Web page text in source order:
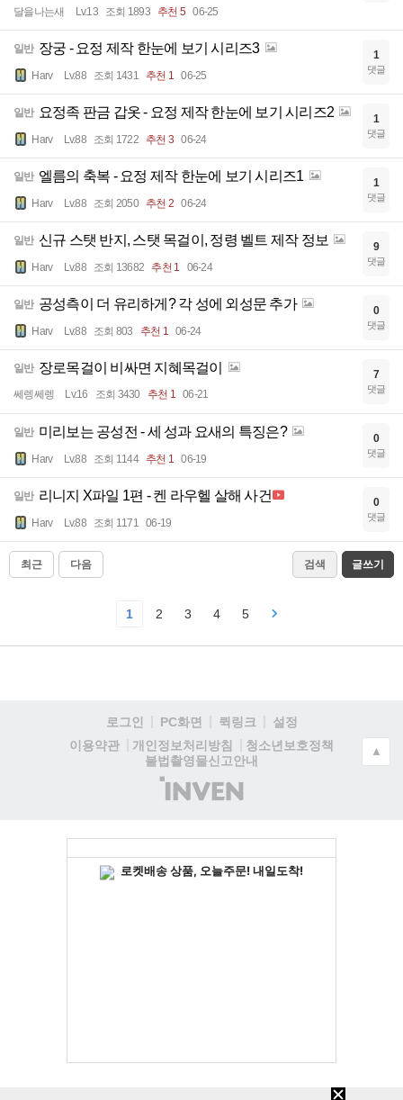
달을나는새 Lv.13 조회 1893 추천 5 06-25
일반 장궁 - 요정 제작 한눈에 보기 시리즈3
Harv Lv.88 조회 1431 추천 1 06-25
1
댓글
일반 요정족 판금 갑옷 - 요정 제작 한눈에 보기 시리즈2
Harv Lv.88 조회 1722 추천 3 06-24
1
댓글
일반 엘름의 축복 - 요정 제작 한눈에 보기 시리즈1
Harv Lv.88 조회 2050 추천 2 06-24
1
댓글
일반 신규 스탯 반지, 스탯 목걸이, 정령 벨트 제작 정보
Harv Lv.88 조회 13682 추천 1 06-24
9
댓글
일반 공성측이 더 유리하게? 각 성에 외성문 추가
Harv Lv.88 조회 803 추천 1 06-24
0
댓글
일반 장로목걸이 비싸면 지혜목걸이
쎄렝쎄렝 Lv.16 조회 3430 추천 1 06-21
7
댓글
일반 미리보는 공성전 - 세 성과 요새의 특징은?
Harv Lv.88 조회 1144 추천 1 06-19
0
댓글
일반 리니지 X파일 1편 - 켄 라우헬 살해 사건
Harv Lv.88 조회 1171 06-19
0
댓글
최근 다음 검색 글쓰기
1 2 3 4 5
로그인 PC화면 퀵링크
설정
이용약관
개인정보처리방침
청소년보호정책
불법촬영물신고안내
(주)
인
▲